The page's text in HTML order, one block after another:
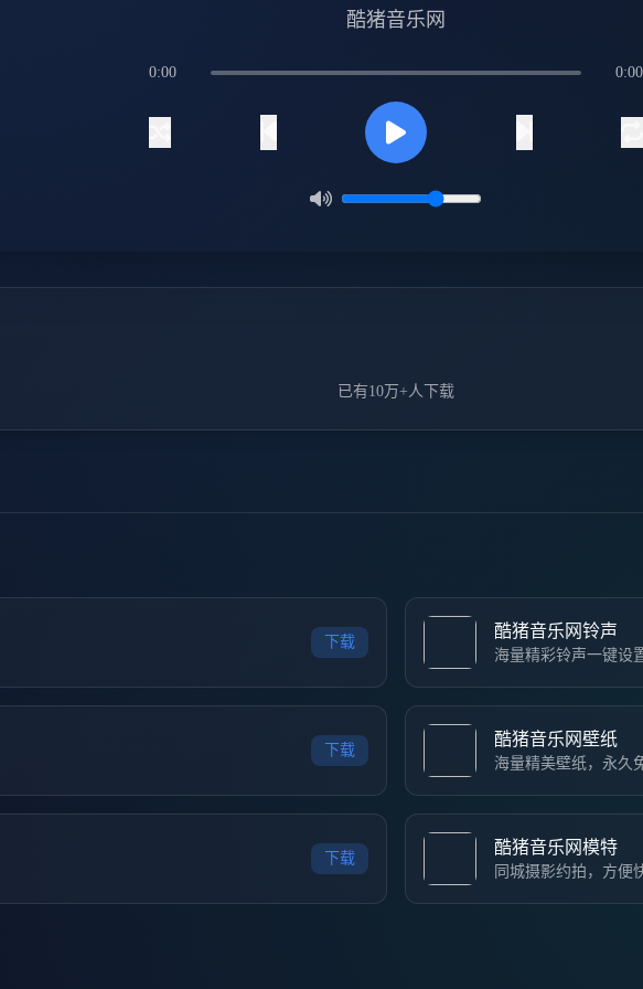
酷猪音乐网
0:00 0:00
已有10万+人下载
下载
酷猪音乐网铃声
海量精彩铃声一键设
下载
酷猪音乐网壁纸
海量精美壁纸，永久
下载
酷猪音乐网模特
同城摄影约拍，方便